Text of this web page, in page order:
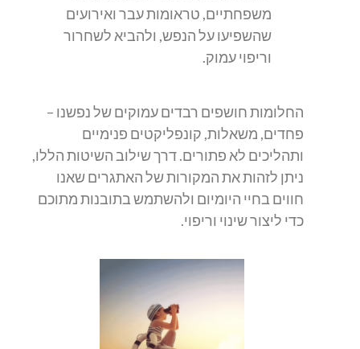
משפחתיים, טראומות עבר ואירועים
שהשפיעו על הנפש, ולהביא לשחרור
וריפוי עמוק.
החלומות חושפים רבדים עמוקים של נפשנו –
פחדים, משאלות, קונפליקטים פנימיים
ותהליכים לא פתורים. דרך שילוב השיטות הללו,
ניתן לזהות את המקורות של האתגרים שאנו
חווים בחיי היומיום ולהשתמש בתובנות מתוכם
כדי ליצור שינוי וריפוי.